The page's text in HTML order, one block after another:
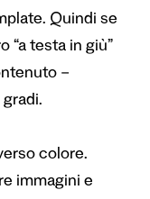
Quindi se
“a testa in giù”
–
colore.
immagini e